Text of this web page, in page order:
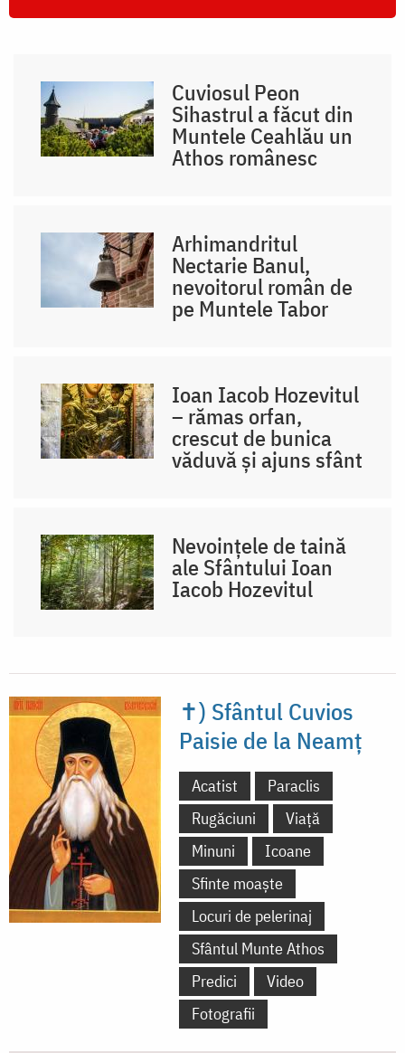
Cuviosul Peon
Sihastrul a făcut din
Muntele Ceahlău un
Athos românesc
Arhimandritul
Nectarie Banul,
nevoitorul român de
pe Muntele Tabor
Ioan Iacob Hozevitul
– rămas orfan,
crescut de bunica
văduvă și ajuns sfânt
Nevoințele de taină
ale Sfântului Ioan
Iacob Hozevitul
✝) Sfântul Cuvios
Paisie de la Neamț
Acatist
Paraclis
Rugăciuni
Viață
Minuni
Icoane
Sfinte moaște
Locuri de pelerinaj
Sfântul Munte Athos
Predici
Video
Fotografii